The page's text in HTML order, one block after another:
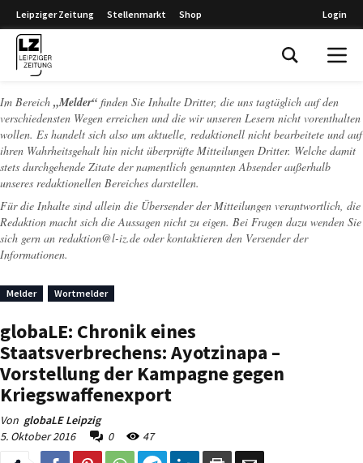
Leipziger Zeitung Stellenmarkt Shop Login
Im Bereich „Melder“ finden Sie Inhalte Dritter, die uns tagtäglich auf den
verschiedensten Wegen erreichen und die wir unseren Lesern nicht vorenthalten
wollen. Es handelt sich also um aktuelle, redaktionell nicht bearbeitete und auf
ihren Wahrheitsgehalt hin nicht überprüfte Mitteilungen Dritter. Welche damit
stets durchgehende Zitate der namentlich genannten Absender außerhalb
unseres redaktionellen Bereiches darstellen.
Für die Inhalte sind allein die Übersender der Mitteilungen verantwortlich, die
Redaktion macht sich die Aussagen nicht zu eigen. Bei Fragen dazu wenden Sie
sich gern an redaktion@l-iz.de oder kontaktieren den Versender der
Informationen.
Melder Wortmelder
globaLE: Chronik eines
Staatsverbrechens: Ayotzinapa –
Vorstellung der Kampagne gegen
Kriegswaffenexport
Von globaLE Leipzig
5. Oktober 2016
0 47